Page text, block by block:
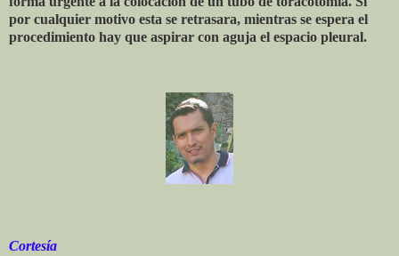
por cualquier motivo esta se retrasara, mientras se espera el
procedimiento hay que aspirar con aguja el espacio pleural.
Cortesía